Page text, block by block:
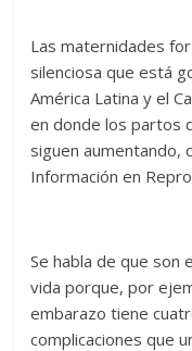
Las maternidades
silenciosa que está
América Latina y el
en donde los partos
siguen aumentando,
Información en
Se habla de que son
vida porque, por
embarazo tiene
complicaciones que